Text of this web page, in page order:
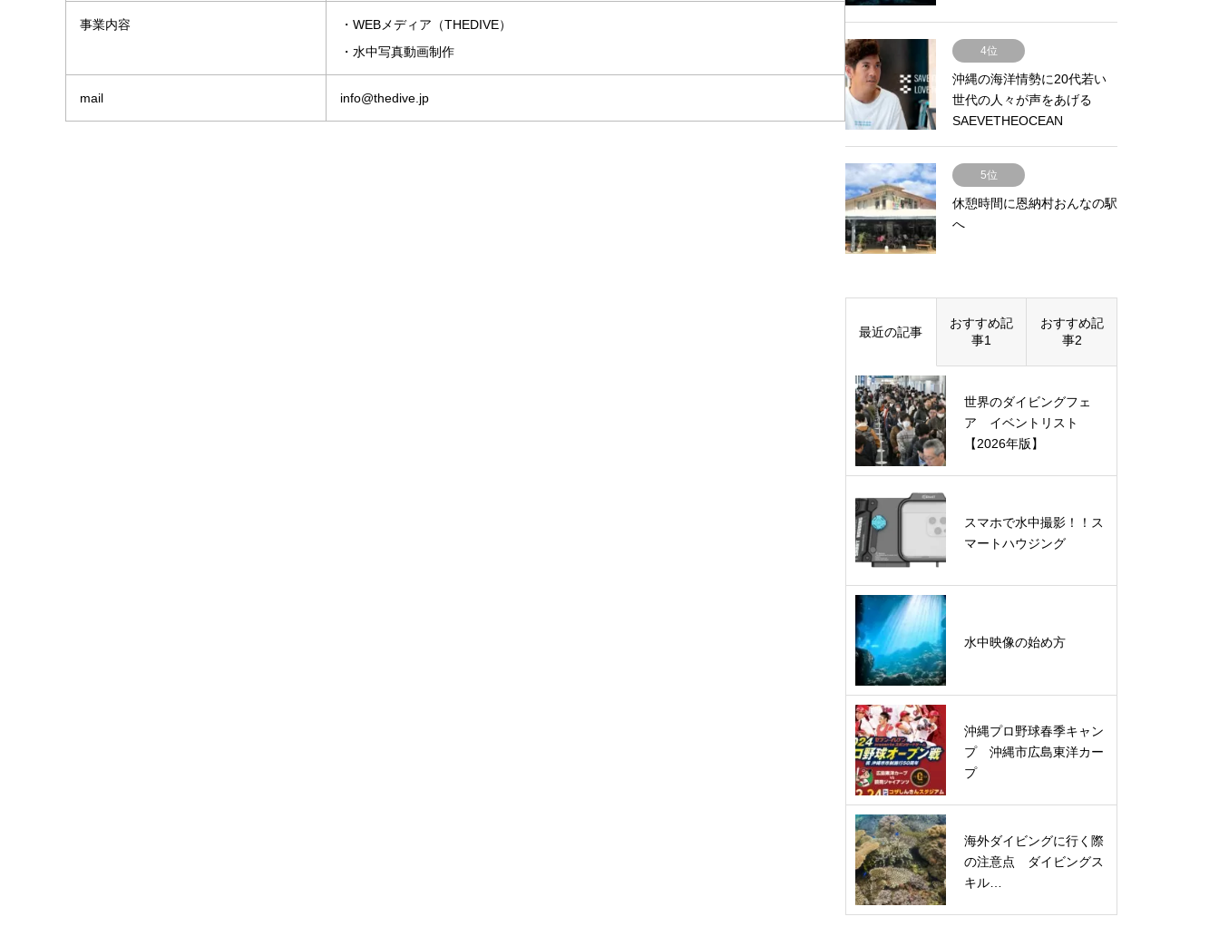
事業内容
・WEBメディア（THEDIVE）
・水中写真動画制作
mail info@thedive.jp
4位
沖縄の海洋情勢に20代若い
世代の人々が声をあげる
SAEVETHEOCEAN
5位
休憩時間に恩納村おんなの駅
へ
最近の記事
おすすめ記
事1
おすすめ記
事2
世界のダイビングフェ
ア イベントリスト
【2026年版】
スマホで水中撮影！！ス
マートハウジング
水中映像の始め方
沖縄プロ野球春季キャン
プ 沖縄市広島東洋カー
プ
海外ダイビングに行く際
の注意点 ダイビングス
キル…